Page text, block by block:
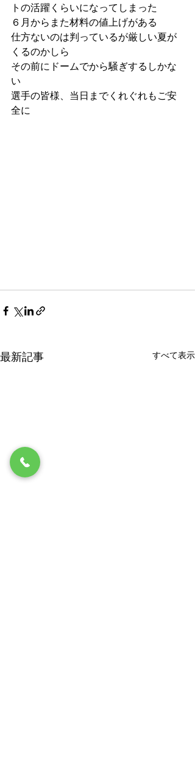
トの活躍くらいになってしまった
６月からまた材料の値上げがある
仕方ないのは判っているが厳しい夏が
くるのかしら
その前にドームでから騒ぎするしかな
い
選手の皆様、当日までくれぐれもご安
全に
最新記事 すべて表示